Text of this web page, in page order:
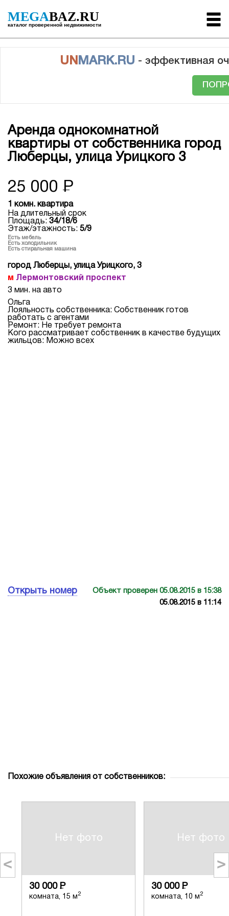
MEGABAZ.RU
каталог проверенной недвижимости
UN MARK.RU - эффективная
Аренда однокомнатной
квартиры от собственника город
Люберцы, улица Урицкого 3
25 000 Р
1 комн. квартира
На длительный срок
Площадь: 34/18/6
Этаж/этажность: 5/9
Есть мебель
Есть холодильник
Есть стиральная машина
город Люберцы, улица Урицкого, 3
Лермонтовский проспект
3 мин. на авто
Ольга
Лояльность собственника: Собственник готов
работать с агентами
Ремонт: Не требует ремонта
Кого рассматривает собственник в качестве будущих
жильцов: Можно всех
Открыть номер
Объект проверен 05.08.2015 в 15:38
05.08.2015 в 11:14
Похожие объявления от собственников:
Нет фото
30 000 Р
комната, 15 м 2
Нет фото
30 000 Р
комната, 10 м 2
< >